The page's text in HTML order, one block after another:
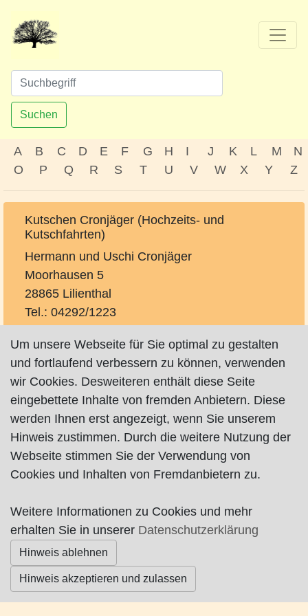
Suchen
A B C D E F G H I J K L M
N
O
P Q R S T U V W X Y Z
Kutschen Cronjäger (Hochzeits- und
Kutschfahrten)
Hermann und Uschi Cronjäger
Moorhausen 5
28865 Lilienthal
Tel.: 04292/1223
Mobil: 0171/3107005
hermann.cronjaeger@ewe.net
http://www.hochzeitskutsche-bremen.de
© Worpswede24 2015-2026
Um unsere Webseite für Sie optimal zu gestalten
und fortlaufend verbessern zu können, verwenden
wir Cookies. Desweiteren enthält diese Seite
eingebettete Inhalte von fremden Anbietern. Diese
werden Ihnen erst angezeigt, wenn Sie unserem
Hinweis zustimmen. Durch die weitere Nutzung der
Webseite stimmen Sie der Verwendung von
Cookies und Inhalten von Fremdanbietern zu.
Weitere Informationen zu Cookies und mehr
erhalten Sie in unserer Datenschutzerklärung
Hinweis ablehnen
Hinweis akzeptieren und zulassen